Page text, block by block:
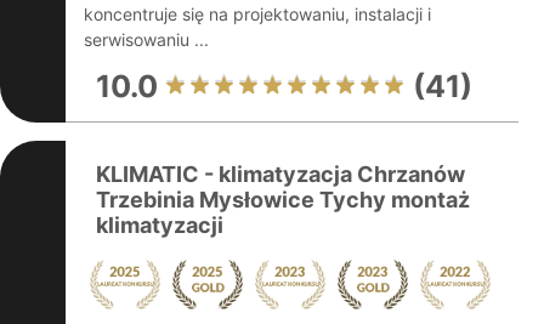
koncentruje się na projektowaniu, instalacji i
serwisowaniu ...
10.0 (41)
KLIMATIC - klimatyzacja Chrzanów
Trzebinia Mysłowice Tychy montaż
klimatyzacji